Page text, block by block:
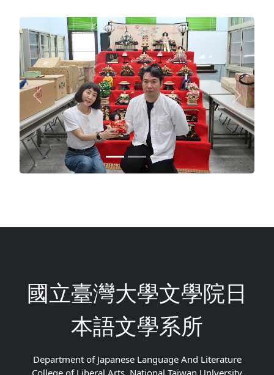
Previous Next
國立臺灣大學文學院日
本語文學系所
Department of Japanese Language And Literature
College of Liberal Arts. National Taiwan Unlversity